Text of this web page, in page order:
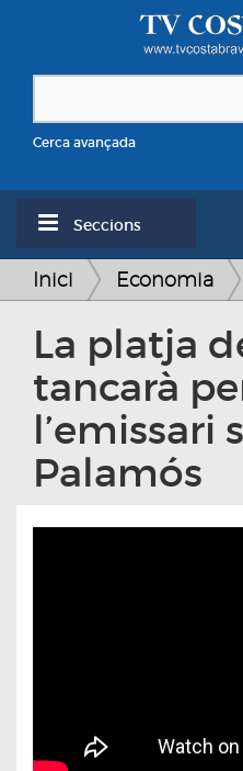
Cerca avançada
Seccions
Inici Economia
La platja
tancarà
l’emissari
Palamós